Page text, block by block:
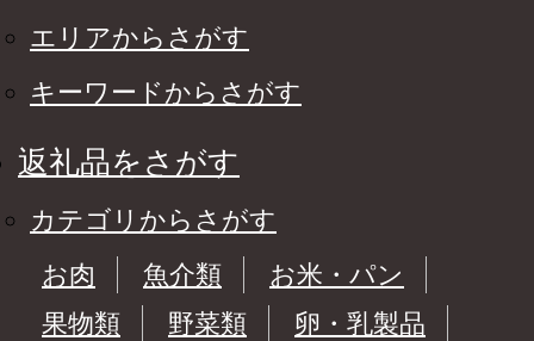
エリアからさがす
キーワードからさがす
返礼品をさがす
カテゴリからさがす
お肉
魚介類
お米・パン
果物類
野菜類
卵・乳製品